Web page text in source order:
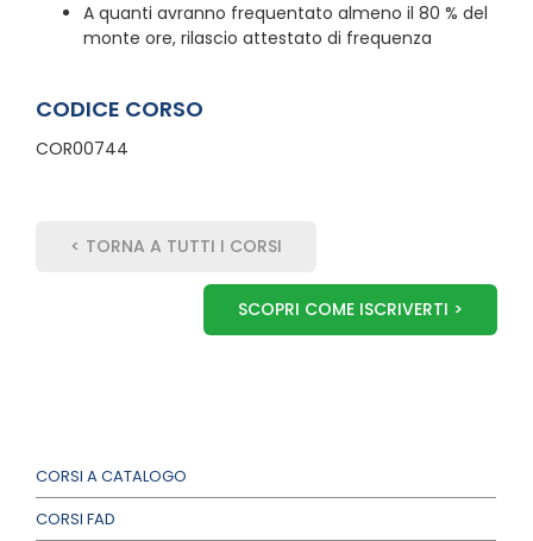
CORSI A CATALOGO
CORSI FAD
A quanti avranno frequentato almeno il 80 % del
monte ore, rilascio attestato di frequenza
CODICE CORSO
COR00744
< TORNA A TUTTI I CORSI
SCOPRI COME ISCRIVERTI >